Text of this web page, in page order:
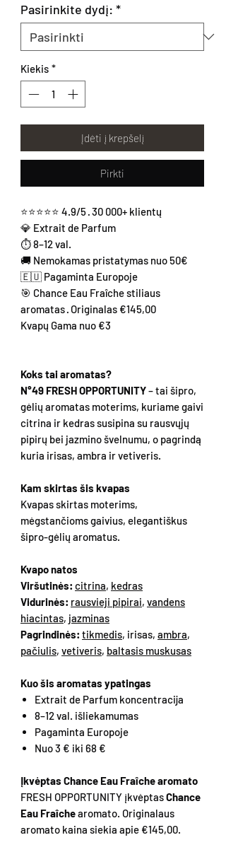
Pasirinkite dydį: *
Kiekis *
Įdėti į krepšelį
Pirkti
⭐⭐⭐⭐⭐ 4.9/5 · 30 000+ klientų
💎 Extrait de Parfum
⏱ 8–12 val.
🚚 Nemokamas pristatymas nuo 50€
🇪🇺 Pagaminta Europoje
🎯 Chance Eau Fraîche stiliaus
aromatas · Originalas €145,00
Kvapų Gama nuo €3
Koks tai aromatas?
N°49 FRESH OPPORTUNITY– tai šipro,
gėlių aromatas moterims, kuriame gaivi
citrina ir kedras susipina su rausvųjų
pipirų bei jazmino švelnumu, o pagrindą
kuria irisas, ambra ir vetiveris.
Kam skirtas šis kvapas
Kvapas skirtas moterims,
mėgstančioms gaivius, elegantiškus
šipro-gėlių aromatus.
Kvapo natos
Viršutinės: citrina, kedras
Vidurinės: rausvieji pipirai, vandens
hiacintas, jazminas
Pagrindinės: tikmedis, irisas, ambra,
pačiulis, vetiveris, baltasis muskusas
Kuo šis aromatas ypatingas
Extrait de Parfum koncentracija
8–12 val. išliekamumas
Pagaminta Europoje
Nuo 3 € iki 68 €
Įkvėptas Chance Eau Fraîche aromato
FRESH OPPORTUNITY įkvėptasChance
Eau Fraîchearomato. Originalaus
aromato kaina siekia apie €145,00.